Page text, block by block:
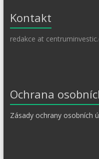
Kontakt
redakce at
Ochrana
Zásady ochrany osobních